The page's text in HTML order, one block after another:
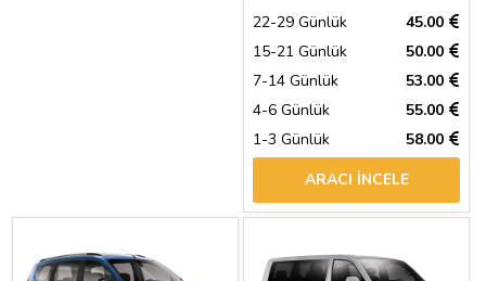
22-29 Günlük
45.00
15-21 Günlük
50.00
7-14 Günlük
53.00
4-6 Günlük
55.00
1-3 Günlük
58.00
ARACI İNCELE